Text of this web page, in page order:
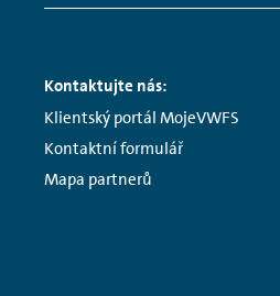
Footer
Navigation
Kontaktujte nás:
Links:
Klientský portál MojeVWFS
Kontaktní formulář
Mapa partnerů